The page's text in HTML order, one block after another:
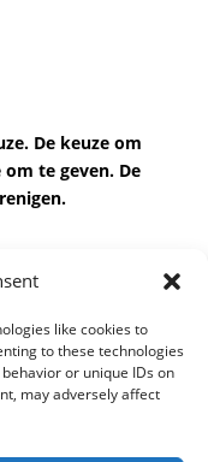
like cookies to
to these technologies
or unique IDs on
may adversely affect
De keuze om
te geven. De
producten!